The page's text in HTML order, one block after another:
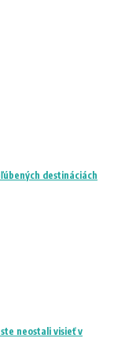
destináciách
neostali visieť v